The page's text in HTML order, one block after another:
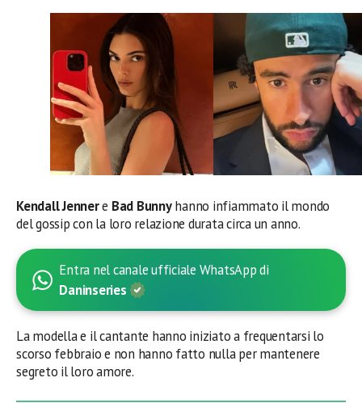
Kendall Jennere Bad Bunnyhanno infiammato il mondo
del gossip con la loro relazione durata circa un anno.
Entra nel canale ufficiale WhatsApp di
Daninseries
La modella e il cantante hanno iniziato a frequentarsi lo
scorso febbraio e non hanno fatto nulla per mantenere
segreto il loro amore.